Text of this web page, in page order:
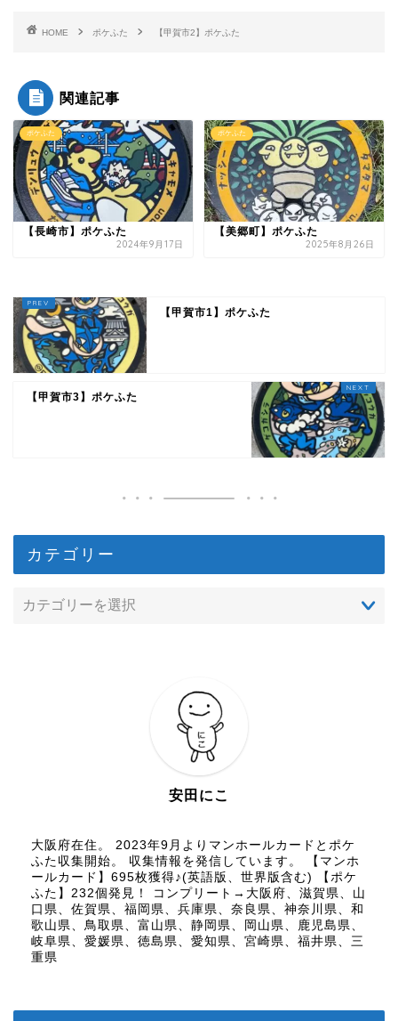
HOME ポケふた 【甲賀市2】ポケふた
関連記事
ポケふた
【長崎市】ポケふた
2024年9月17日
ポケふた
【美郷町】ポケふた
2025年8月26日
【甲賀市1】ポケふた
【甲賀市3】ポケふた
カテゴリー
安田にこ
大阪府在住。 2023年9月よりマンホールカードとポケ
ふた収集開始。 収集情報を発信しています。 【マンホ
ールカード】695枚獲得♪(英語版、世界版含む) 【ポケ
ふた】232個発見！ コンプリート→大阪府、滋賀県、山
口県、佐賀県、福岡県、兵庫県、奈良県、神奈川県、和
歌山県、鳥取県、富山県、静岡県、岡山県、鹿児島県、
岐阜県、愛媛県、徳島県、愛知県、宮崎県、福井県、三
重県